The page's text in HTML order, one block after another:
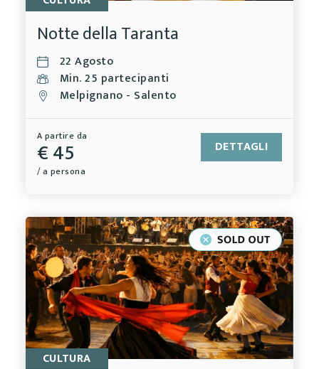
Notte della Taranta
22 Agosto
Min. 25 partecipanti
Melpignano - Salento
A partire da
€ 45
/ a persona
DETTAGLI
CULTURA